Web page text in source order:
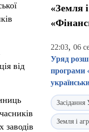
від
заводів
«Земля
22:03, 06
Уряд
програми
Засідання
Земля і